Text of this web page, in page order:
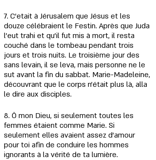
7. C'etait à Jérusalem que Jésus et les
douze célébraient le Festin. Après que Juda
l'eut trahi et qu'il fut mis à mort, il resta
couché dans le tombeau pendant trois
jours et trois nuits. Le troisième jour des
sans levain, il se leva, mais personne ne le
sut avant la fin du sabbat. Marie-Madeleine,
découvrant que le corps n'était plus là, alla
le dire aux disciples.
8. Ô mon Dieu, si seulement toutes les
femmes étaient comme Marie. Si
seulement elles avaient assez d'amour
pour toi afin de conduire les hommes
ignorants à la vérité de ta lumière.